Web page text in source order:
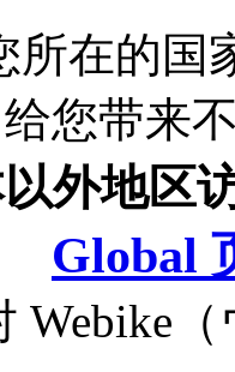
所在的国
给您带来
外地区
Global
Webike